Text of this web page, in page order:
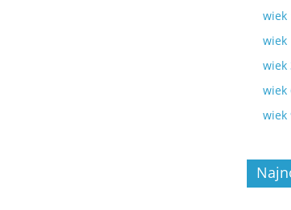
wiek
wiek
wiek
wiek
wiek